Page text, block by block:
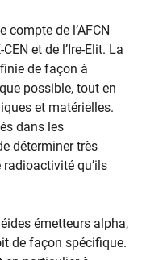
de l’AFCN
et de l’Ire-Elit. La
de façon à
possible, tout en
et matérielles.
dans les
déterminer très
qu’ils
émetteurs alpha,
de façon spécifique.